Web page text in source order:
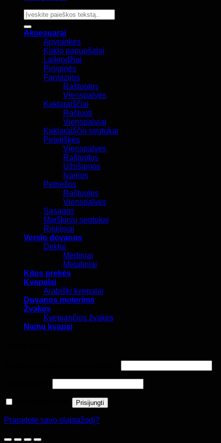
Ieškoti:
Aksesuarai
Apyrankės
Kaklo papuošalai
Laikrodžiai
Piniginės
Fantazijos
Raštuotos
Vienspalvės
Kaklaraiščiai
Raštuoti
Vienspalviai
Kaklaraiščio segtukai
Peteliškės
Vienspalvės
Raštuotos
Užrišamos
Įvairios
Petnešos
Raštuotos
Vienspalvės
Sąsagos
Marškinių segtukai
Rinkiniai
Verslo dovanos
Dėklai
Mediniai
Metaliniai
Kitos prekės
Kvepalai
Arabiški kvepalai
Dovanos moterims
Žvakės
Kvepiančios žvakės
Namų kvapai
Prisijungti
Praradote savo slaptažodį?